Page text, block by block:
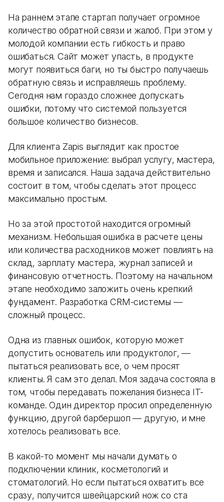
На раннем этапе стартап получает огромное
количество обратной связи и жалоб. При этом у
молодой компании есть гибкость и право
ошибаться. Сайт может упасть, в продукте
могут появиться баги, но ты быстро получаешь
обратную связь и исправляешь проблему.
Сегодня нам гораздо сложнее допускать
ошибки, потому что системой пользуется
большое количество бизнесов.
Для клиента Zapis выглядит как простое
мобильное приложение: выбрал услугу, мастера,
время и записался. Наша задача действительно
состоит в том, чтобы сделать этот процесс
максимально простым.
Но за этой простотой находится огромный
механизм. Небольшая ошибка в расчете цены
или количества расходников может повлиять на
склад, зарплату мастера, журнал записей и
финансовую отчетность. Поэтому на начальном
этапе необходимо заложить очень крепкий
фундамент. Разработка CRM-системы —
сложный процесс.
Одна из главных ошибок, которую может
допустить основатель или продуктолог, —
пытаться реализовать все, о чем просят
клиенты. Я сам это делал. Моя задача состояла в
том, чтобы передавать пожелания бизнеса IT-
команде. Один директор просил определенную
функцию, другой барбершоп — другую, и мне
хотелось реализовать все.
В какой-то момент мы начали думать о
подключении клиник, косметологий и
стоматологий. Но если пытаться охватить все
сразу, получится швейцарский нож со ста